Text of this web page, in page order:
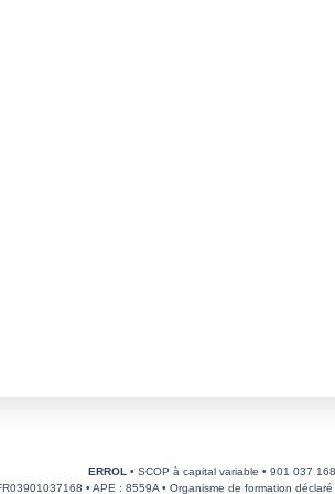
ERROL • SCOP à capital variable • 901 037
• APE : 8559A • Organisme de formation